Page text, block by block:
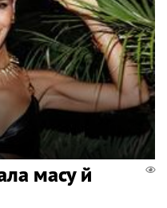
масу й